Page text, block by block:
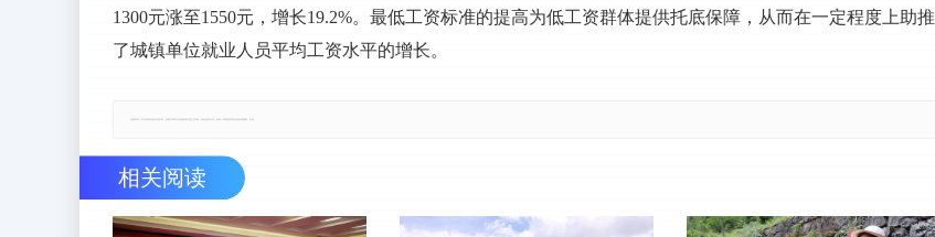
1300元涨至1550元，增长19.2%。最低工资标准的提高为低工资群体提供托底保障，从而在一定程度上助推
了城镇单位就业人员平均工资水平的增长。
相关阅读